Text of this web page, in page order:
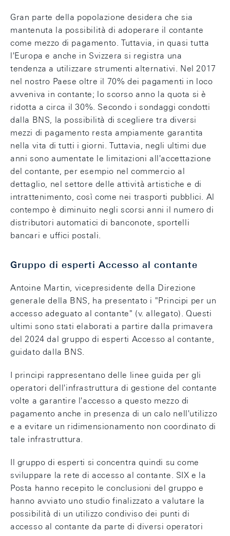
Gran parte della popolazione desidera che sia
mantenuta la possibilità di adoperare il contante
come mezzo di pagamento. Tuttavia, in quasi tutta
l'Europa e anche in Svizzera si registra una
tendenza a utilizzare strumenti alternativi. Nel 2017
nel nostro Paese oltre il 70% dei pagamenti in loco
avveniva in contante; lo scorso anno la quota si è
ridotta a circa il 30%. Secondo i sondaggi condotti
dalla BNS, la possibilità di scegliere tra diversi
mezzi di pagamento resta ampiamente garantita
nella vita di tutti i giorni. Tuttavia, negli ultimi due
anni sono aumentate le limitazioni all'accettazione
del contante, per esempio nel commercio al
dettaglio, nel settore delle attività artistiche e di
intrattenimento, così come nei trasporti pubblici. Al
contempo è diminuito negli scorsi anni il numero di
distributori automatici di banconote, sportelli
bancari e uffici postali.
Gruppo di esperti Accesso al contante
Antoine Martin, vicepresidente della Direzione
generale della BNS, ha presentato i "Principi per un
accesso adeguato al contante" (v. allegato). Questi
ultimi sono stati elaborati a partire dalla primavera
del 2024 dal gruppo di esperti Accesso al contante,
guidato dalla BNS.
I principi rappresentano delle linee guida per gli
operatori dell'infrastruttura di gestione del contante
volte a garantire l'accesso a questo mezzo di
pagamento anche in presenza di un calo nell'utilizzo
e a evitare un ridimensionamento non coordinato di
tale infrastruttura.
Il gruppo di esperti si concentra quindi su come
sviluppare la rete di accesso al contante. SIX e la
Posta hanno recepito le conclusioni del gruppo e
hanno avviato uno studio finalizzato a valutare la
possibilità di un utilizzo condiviso dei punti di
accesso al contante da parte di diversi operatori